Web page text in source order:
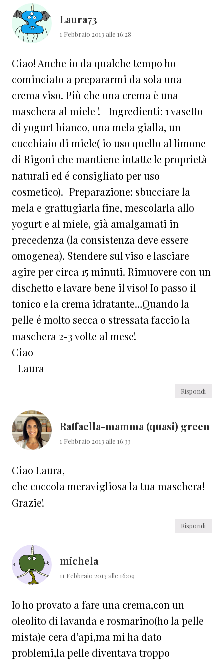
Laura73
1 Febbraio 2013 alle 16:28
Ciao! Anche io da qualche tempo ho
cominciato a prepararmi da sola una
crema viso. Più che una crema è una
maschera al miele ! Ingredienti: 1 vasetto
di yogurt bianco, una mela gialla, un
cucchiaio di miele( io uso quello al limone
di Rigoni che mantiene intatte le proprietà
naturali ed é consigliato per uso
cosmetico). Preparazione: sbucciare la
mela e grattugiarla fine, mescolarla allo
yogurt e al miele, già amalgamati in
precedenza (la consistenza deve essere
omogenea). Stendere sul viso e lasciare
agire per circa 15 minuti. Rimuovere con un
dischetto e lavare bene il viso! Io passo il
tonico e la crema idratante…Quando la
pelle é molto secca o stressata faccio la
maschera 2-3 volte al mese!
Ciao
Laura
Rispondi
Raffaella-mamma (quasi) green
1 Febbraio 2013 alle 16:33
Ciao Laura,
che coccola meravigliosa la tua maschera!
Grazie!
Rispondi
michela
11 Febbraio 2013 alle 16:09
Io ho provato a fare una crema,con un
oleolito di lavanda e rosmarino(ho la pelle
mista)e cera d’api,ma mi ha dato
problemi,la pelle diventava troppo